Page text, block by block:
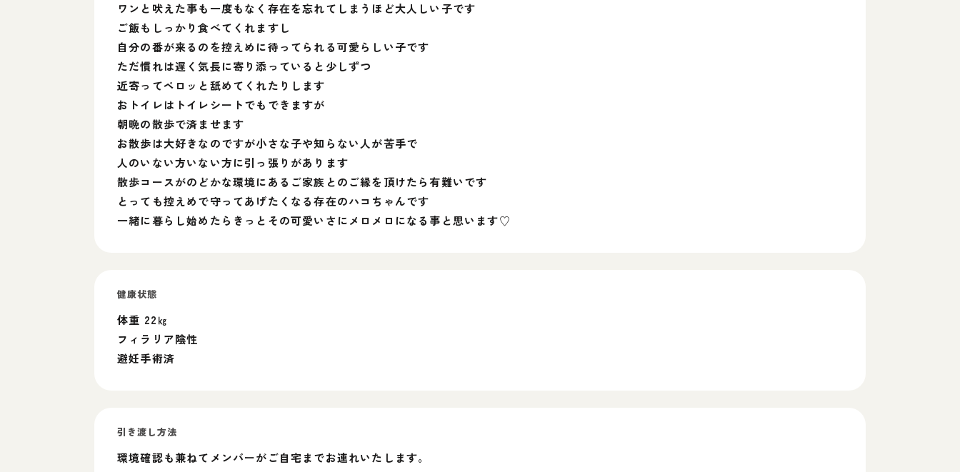
ワンと吠えた事も一度もなく存在を忘れてしまうほど大人しい子です
ご飯もしっかり食べてくれますし
自分の番が来るのを控えめに待ってられる可愛らしい子です
ただ慣れは遅く気長に寄り添っていると少しずつ
近寄ってペロッと舐めてくれたりします
おトイレはトイレシートでもできますが
朝晩の散歩で済ませます
お散歩は大好きなのですが小さな子や知らない人が苦手で
人のいない方いない方に引っ張りがあります
散歩コースがのどかな環境にあるご家族とのご縁を頂けたら有難いです
とっても控えめで守ってあげたくなる存在のハコちゃんです
一緒に暮らし始めたらきっとその可愛いさにメロメロになる事と思います♡
健康状態
体重 22㎏
フィラリア陰性
避妊手術済
引き渡し方法
環境確認も兼ねてメンバーがご自宅までお連れいたします。